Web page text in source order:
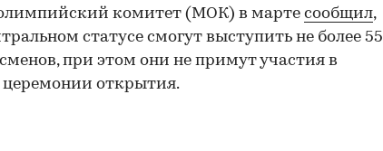
комитет (МОК) в марте сообщил,
статусе смогут выступить не более 55
при этом они не примут участия в
церемонии открытия.